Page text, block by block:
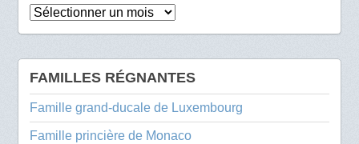
Archives
FAMILLES RÉGNANTES
Famille grand-ducale de Luxembourg
Famille princière de Monaco